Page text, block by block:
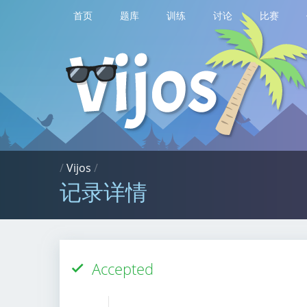
首页 题库 训练 讨论 比赛
/Vijos /
记录详情
Accepted